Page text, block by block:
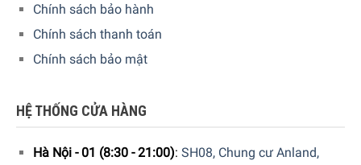
đại
hoạt hơn trong thiết kế và sử dụng nhà bếp của bạn. Bếp
Chính sách bảo hành
Chính sách thanh toán
Chính sách bảo mật
HỆ THỐNG CỬA HÀNG
Hà Nội - 01 (8:30 - 21:00): SH08, Chung cư Anland,